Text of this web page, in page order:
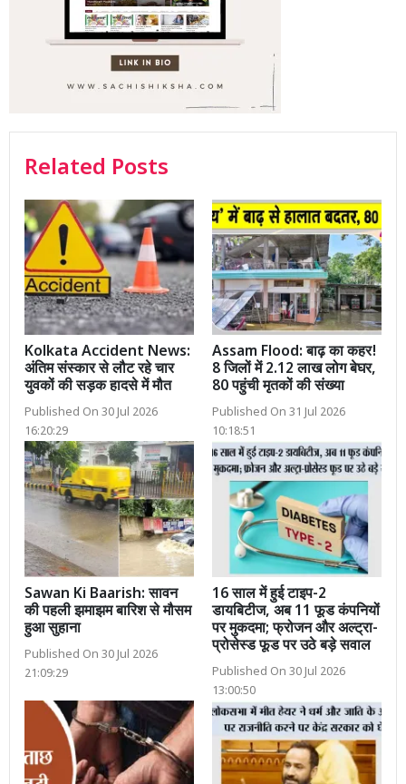
Related Posts
Kolkata Accident News:
अंतिम संस्कार से लौट रहे चार
युवकों की सड़क हादसे में मौत
Published On 30 Jul 2026
16:20:29
Assam Flood: बाढ़ का कहर!
8 जिलों में 2.12 लाख लोग बेघर,
80 पहुंची मृतकों की संख्या
Published On 31 Jul 2026
10:18:51
Sawan Ki Baarish: सावन
की पहली झमाझम बारिश से मौसम
हुआ सुहाना
Published On 30 Jul 2026
21:09:29
16 साल में हुई टाइप-2
डायबिटीज, अब 11 फूड कंपनियों
पर मुकदमा; फ्रोजन और अल्ट्रा-
प्रोसेस्ड फूड पर उठे बड़े सवाल
Published On 30 Jul 2026
13:00:50